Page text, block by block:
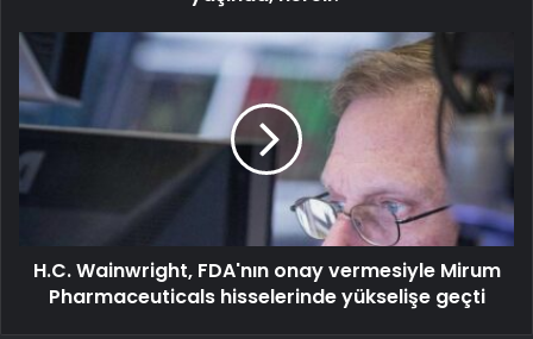
H.C. Wainwright, FDA'nın onay vermesiyle Mirum
Pharmaceuticals hisselerinde yükselişe geçti